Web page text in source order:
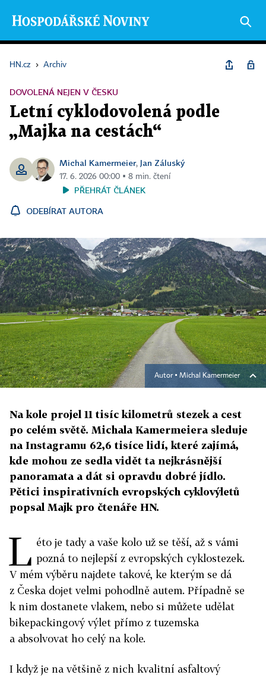
HN.cz › Archiv
DOVOLENÁ NEJEN V ČESKU
Letní cyklodovolená podle
„Majka na cestách“
Michal Kamermeier, Jan Záluský
17. 6. 2026 00:00 ▪ 8 min. čtení
PŘEHRÁT ČLÁNEK
ODEBÍRAT AUTORA
Autor ▪ Michal Kamermeier
Na kole projel 11 tisíc kilometrů stezek a cest
po celém světě. Michala Kamermeiera sleduje
na Instagramu 62,6 tisíce lidí, které zajímá,
kde mohou ze sedla vidět ta nejkrásnější
panoramata a dát si opravdu dobré jídlo.
Pětici inspirativních evropských cyklovýletů
popsal Majk pro čtenáře HN.
L éto je tady a vaše kolo už se těší, až s vámi
pozná to nejlepší z evropských cyklostezek.
V mém výběru najdete takové, ke kterým se dá
z Česka dojet velmi pohodlně autem. Případně se
k nim dostanete vlakem, nebo si můžete udělat
bikepackingový výlet přímo z tuzemska
a absolvovat ho celý na kole.
​I když je na většině z nich kvalitní asfaltový